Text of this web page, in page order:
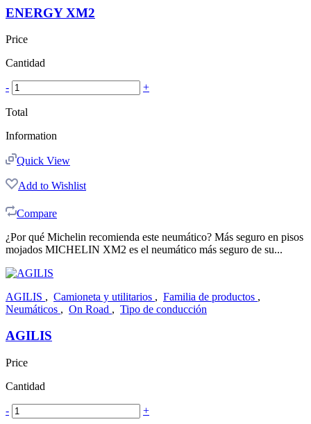
ENERGY XM2
Price
Cantidad
- +
Total
Information
Quick View
Add to Wishlist
Compare
¿Por qué Michelin recomienda este neumático? Más seguro en pisos
mojados MICHELIN XM2 es el neumático más seguro de su...
AGILIS , Camioneta y utilitarios , Familia de productos ,
Neumáticos , On Road , Tipo de conducción
AGILIS
Price
Cantidad
- +